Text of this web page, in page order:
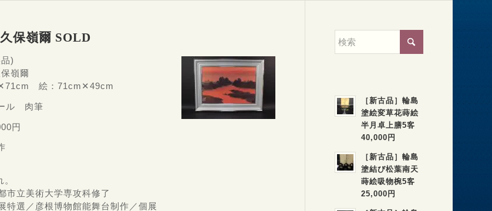
久保嶺爾 SOLD
)
嶺爾
絵：71cm✕49cm
ル 肉筆
円
立美術大学専攻科修了
選／彦根博物館能舞台制作／個展
［新古品］輪島
塗絵変草花蒔絵
半月卓上膳5客
40,000円
［新古品］輪島
塗結び松葉南天
蒔絵吸物椀5客
25,000円